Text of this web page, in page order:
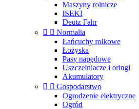
Maszyny rolnicze
ISEKI
Deutz Fahr
  Normalia
Łańcuchy rolkowe
Łożyska
Pasy napędowe
Uszczelniacze i oringi
Akumulatory
  Gospodarstwo
Ogrodzenie elektryczne
Ogród